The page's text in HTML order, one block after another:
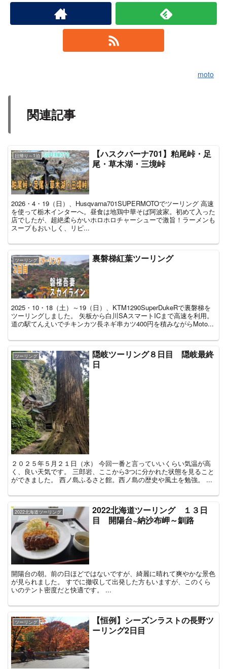
moto
関連記事
日帰り～1泊
【ハスクバーナ701】粕尾峠・足
尾・草木湖・三境峠
2026・4・19（日）、Husqvarna701SUPERMOTOでツーリング 高速
を使って栃木インターへ。昼食は地鶏中華そば阿波家。初めて入った
店でしたが、超絶柔らかいホロホロチャーシューで激旨！ラーメンも
スープもおいしく、リピ...
ツーリング 裏磐梯紅葉ツーリング
2025・10・18（土）～19（日）、KTM1290SuperDukeRで裏磐梯を
ツーリングしました。 矢板から白川SAスマートICまで高速を利用。
道の駅てんえいでチキンカツ長ネギ串カツ400円を積みながらMoto...
ツーリング
隠岐ツーリング８日目 隠岐最終
日
２０２５年５月２１日（水） 今回一番と言っていいくらい気温が高
く、良い天気です。 三郎岩、ここから3つに分かれた状態を見ること
ができました。 西ノ島ふるさと館。西ノ島の歴史や風土を勉強。 ...
2022北海道ツーリング
2022北海道ツーリング １３日
目 開陽台~納沙布岬～釧路
開陽台の朝。前の日ほどではないですが、綺麗に晴れて爽やかな景色
が見られました。 すでに撤収して出発した方もいますが、このくら
いのテント密度だと快適です。 ...
ツーリング
【恒例】シーズンラストの長野ツ
ーリング2日目